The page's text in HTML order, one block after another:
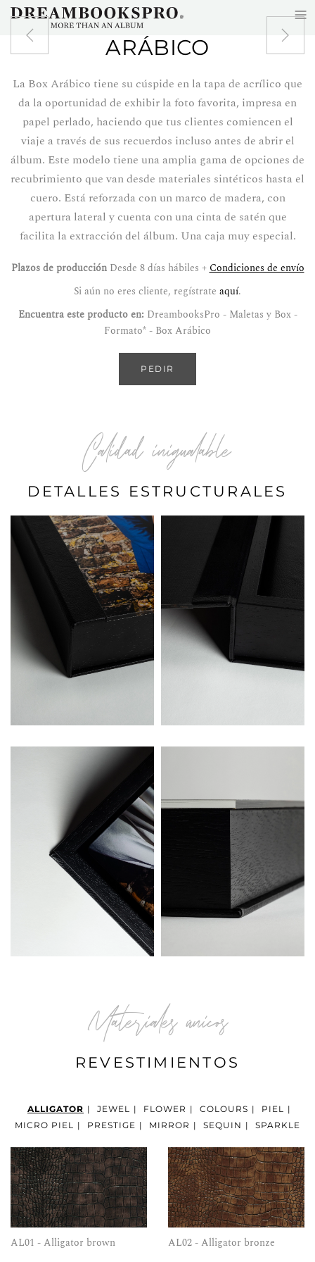
Skip to main contentARÁBICO
La Box Arábico tiene su cúspide en la tapa de acrílico que
da la oportunidad de exhibir la foto favorita, impresa en
papel perlado, haciendo que tus clientes comiencen el
viaje a través de sus recuerdos incluso antes de abrir el
álbum. Este modelo tiene una amplia gama de opciones de
recubrimiento que van desde materiales sintéticos hasta el
cuero. Está reforzada con un marco de madera, con
apertura lateral y cuenta con una cinta de satén que
facilita la extracción del álbum. Una caja muy especial.
Plazos de producciónDesde 8 días hábiles + Condiciones de envío
Si aún no eres cliente, regístrate aquí.
Encuentra este producto en: DreambooksPro - Maletas y Box -
Formato* - Box Arábico
PEDIR
Calidad inigualable
DETALLES ESTRUCTURALES
Materiales únicos
REVESTIMIENTOS
ALLIGATOR | JEWEL | FLOWER | COLOURS | PIEL |
MICRO PIEL | PRESTIGE | MIRROR | SEQUIN | SPARKLE
AL01 - Alligator brown AL02 - Alligator bronze
≡